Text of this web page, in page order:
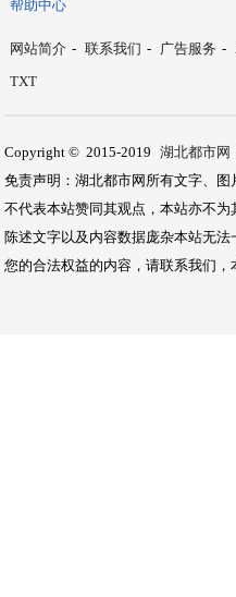
帮助中心
网站简介 - 联系我们 - 广告服务 -
TXT
Copyright © 2015-2019 湖北都市网
免责声明：湖北都市网所有文字、图
不代表本站赞同其观点，本站亦不
陈述文字以及内容数据庞杂本站无
您的合法权益的内容，请联系我们，